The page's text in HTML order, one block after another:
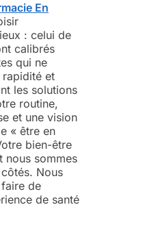
En
: celui de
calibrés
qui ne
rapidité et
les solutions
routine,
et une vision
« être en
bien-être
nous sommes
Nous
de
de santé